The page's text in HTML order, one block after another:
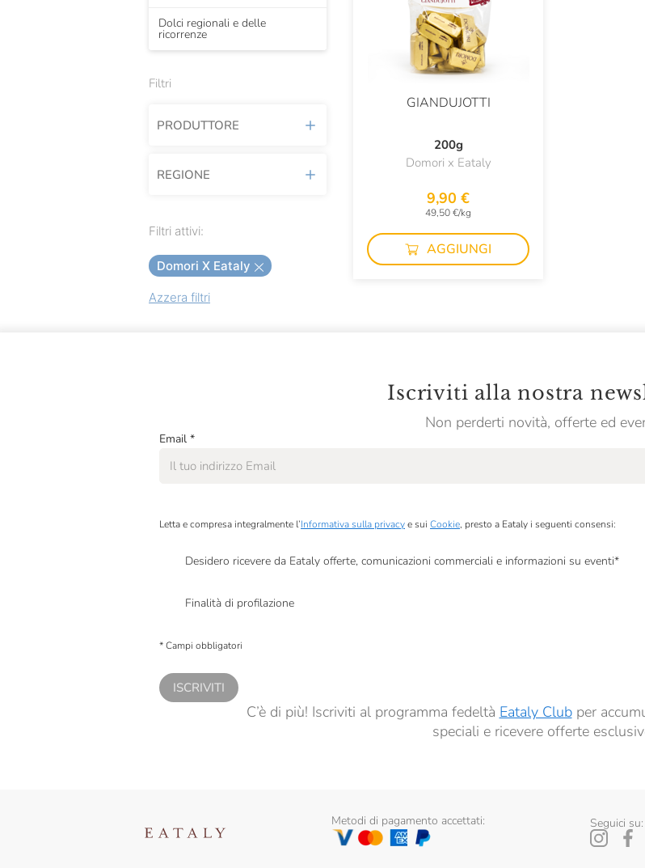
Dolci regionali e delle
ricorrenze
Filtri
PRODUTTORE
Agrimontana
Alicos
Altromercato
Amarelli
Piemontese
Antonio Mattei
Baratti & Milano
Baule Volante
Bodrato
Bonfante
Bussy
Cavalier Vincenzi
REGIONE
Piemonte
Filtri attivi:
Domori X Eataly
Azzera filtri
GIANDUJOTTI
200g
Domori x Eataly
9,90 €
49,50 €/kg
AGGIUNGI
Iscriviti alla nostra
Non perderti novità, offerte ed
Email *
Letta e compresa integralmente l’Informativa sulla privacye sui Cookie, presto a Eataly i seguenti consensi:
Desidero ricevere da Eataly offerte, comunicazioni commerciali e informazioni su eventi*
Finalità di profilazione
* Campi obbligatori
ISCRIVITI
C’è di più! Iscriviti al programma fedeltà Eataly Clubper
speciali e ricevere offerte
Metodi di pagamento accettati: Seguici su: